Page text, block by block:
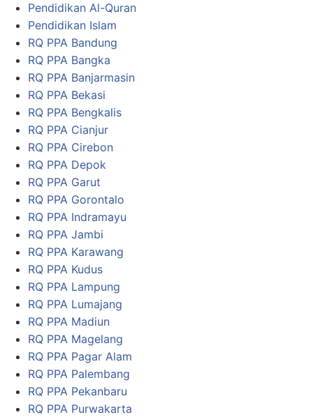
Pendidikan Al-Quran
Pendidikan Islam
RQ PPA Bandung
RQ PPA Bangka
RQ PPA Banjarmasin
RQ PPA Bekasi
RQ PPA Bengkalis
RQ PPA Cianjur
RQ PPA Cirebon
RQ PPA Depok
RQ PPA Garut
RQ PPA Gorontalo
RQ PPA Indramayu
RQ PPA Jambi
RQ PPA Karawang
RQ PPA Kudus
RQ PPA Lampung
RQ PPA Lumajang
RQ PPA Madiun
RQ PPA Magelang
RQ PPA Pagar Alam
RQ PPA Palembang
RQ PPA Pekanbaru
RQ PPA Purwakarta